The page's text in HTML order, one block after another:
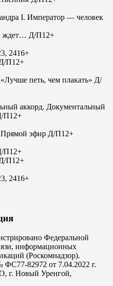
I. Император — человек
ждет… Д/П12+
2416+
П12+
петь, чем плакать» Д/
аккорд. Документальный
П12+
Прямой эфир Д/П12+
П12+
П12+
2416+
Федеральной
информационных
(Роскомнадзор).
82972 от 7.04.2022 г.
г. Новый Уренгой,